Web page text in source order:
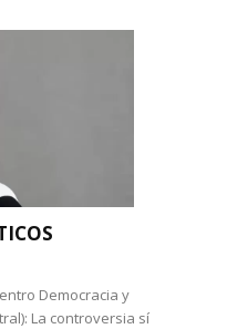
Democracia y
La controversia sí